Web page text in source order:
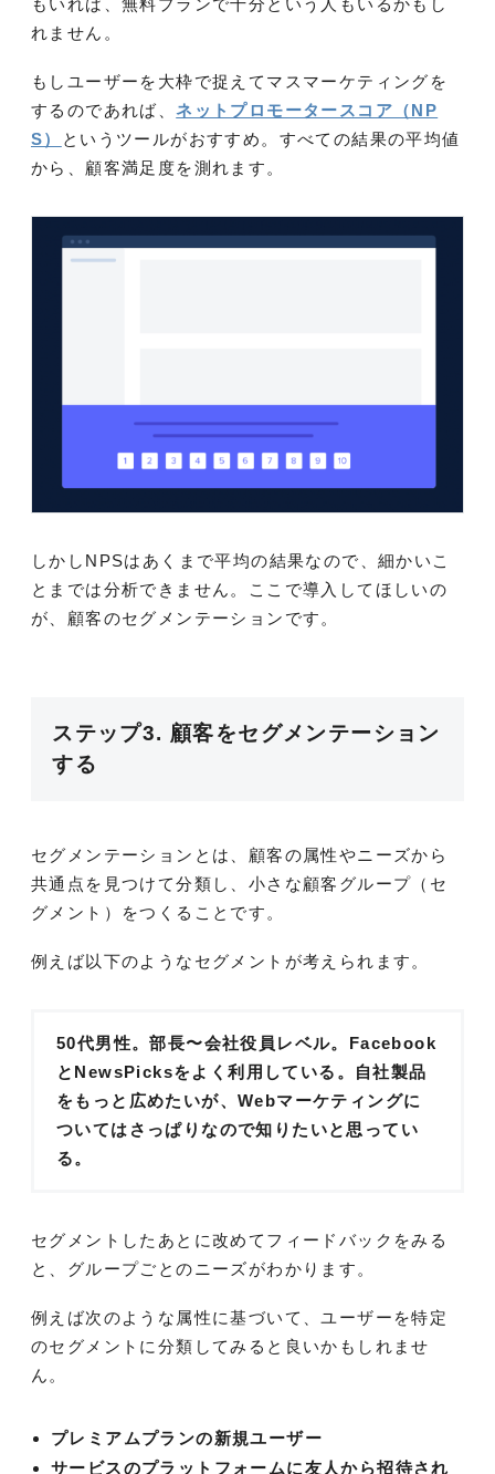
れません。
もしユーザーを大枠で捉えてマスマーケティングを
するのであれば、ネットプロモータースコア（NP
S）
というツールがおすすめ。すべての結果の平均値
から、顧客満足度を測れます。
しかしNPSはあくまで平均の結果なので、細かいこ
とまでは分析できません。ここで導入してほしいの
が、顧客のセグメンテーションです。
ステップ3. 顧客をセグメンテーション
する
セグメンテーションとは、顧客の属性やニーズから
共通点を見つけて分類し、小さな顧客グループ（セ
グメント）をつくることです。
例えば以下のようなセグメントが考えられます。
50代男性。部長〜会社役員レベル。Facebook
とNewsPicksをよく利用している。自社製品
をもっと広めたいが、Webマーケティングに
ついてはさっぱりなので知りたいと思ってい
る。
セグメントしたあとに改めてフィードバックをみる
と、グループごとのニーズがわかります。
例えば次のような属性に基づいて、ユーザーを特定
のセグメントに分類してみると良いかもしれませ
ん。
プレミアムプランの新規ユーザー
サービスのプラットフォームに友人から招待され